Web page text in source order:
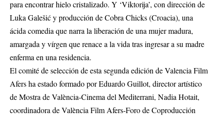
para encontrar hielo cristalizado. Y ‘Viktorija’, con dirección de
Luka Galešić y producción de Cobra Chicks (Croacia), una
ácida comedia que narra la liberación de una mujer madura,
amargada y vírgen que renace a la vida tras ingresar a su madre
enferma en una residencia.
El comité de selección de esta segunda edición de Valencia Film
Afers ha estado formado por Eduardo Guillot, director artístico
de Mostra de València-Cinema del Mediterrani, Nadia Hotait,
coordinadora de València Film Afers-Foro de Coproducción